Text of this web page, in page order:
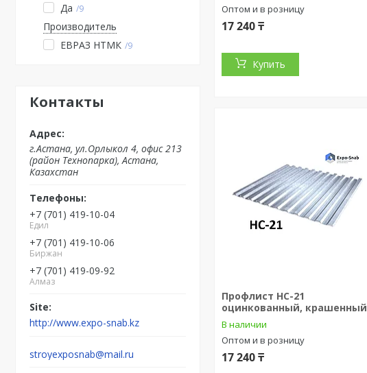
Да
9
Производитель
ЕВРАЗ НТМК 9
Контакты
г.Астана, ул.Орлыкол 4, офис 213
(район Технопарка), Астана,
Казахстан
+7 (701) 419-10-04
Едил
+7 (701) 419-10-06
Биржан
+7 (701) 419-09-92
Алмаз
http://www.expo-snab.kz
stroyexposnab@mail.ru
Оптом и в розницу
17 240 ₸
Купить
Профлист НС-21
оцинкованный, крашенный
В наличии
Оптом и в розницу
17 240 ₸